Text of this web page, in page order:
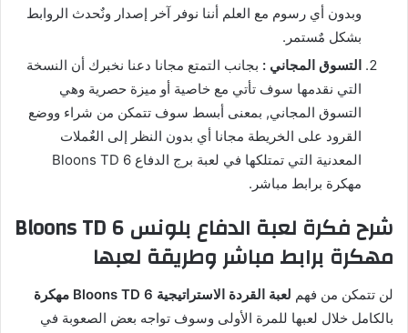
وبدون أي رسوم مع العلم أننا نوفر آخر إصدار ونٌحدث الروابط
بشكل مٌستمر.
التسوق المجاني : بجانب التمتع مجانا دعنا نخبرك أن النسخة
التي نقدمها سوف تأتي مع خاصية أو ميزة حصرية وهي
التسوق المجاني, بمعنى أبسط سوف تتمكن من شراء ووضع
القرود على الخريطة مجانا أي بدون النظر إلى العٌملات
المعدنية التي تمتلكها في لعبة برج الدفاع Bloons TD 6
مهكرة برابط مباشر.
شرح فكرة لعبة الدفاع بلونس Bloons TD 6
مهكرة برابط مباشر وطريقة لعبها
لن تتمكن من فهم لعبة القردة الاستراتيجية Bloons TD 6 مهكرة
بالكامل خلال لعبها للمرة الأولى وسوف تواجه بعض الصعوبة في